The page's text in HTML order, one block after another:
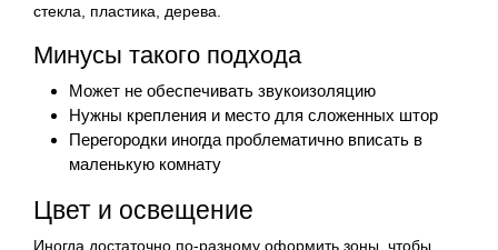
стекла, пластика, дерева.
Минусы такого подхода
Может не обеспечивать звукоизоляцию
Нужны крепления и место для сложенных штор
Перегородки иногда проблематично вписать в
маленькую комнату
Цвет и освещение
Иногда достаточно по-разному оформить зоны, чтобы